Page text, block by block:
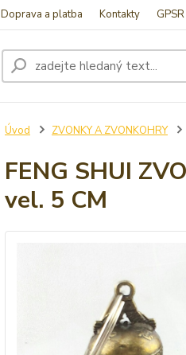
Doprava a platba Kontakty GPSR
Úvod ZVONKY A ZVONKOHRY
FENG SHUI
vel. 5 CM